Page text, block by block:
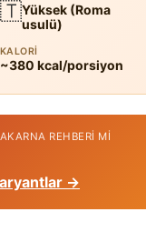
Yüksek (Roma
usulü)
KALORI
~380 kcal/porsiyon
REHBERI MI
→